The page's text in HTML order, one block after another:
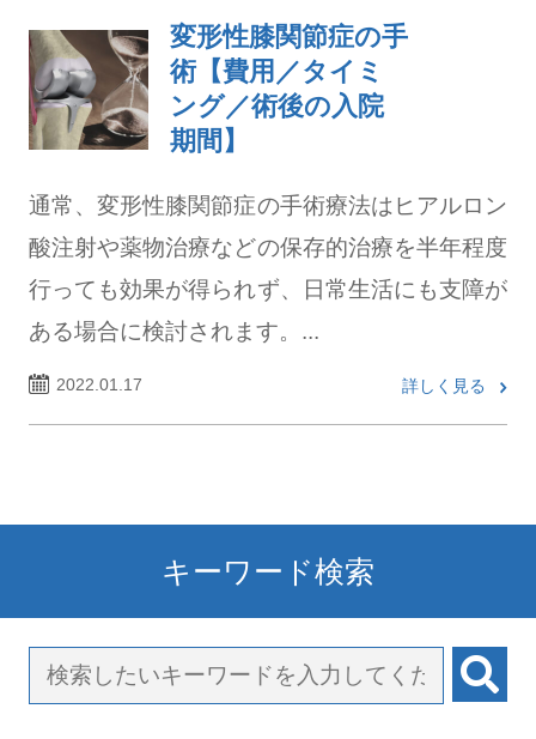
変形性膝関節症の手
術【費用／タイミ
ング／術後の入院
期間】
通常、変形性膝関節症の手術療法はヒアルロン
酸注射や薬物治療などの保存的治療を半年程度
行っても効果が得られず、日常生活にも支障が
ある場合に検討されます。...
2022.01.17 詳しく見る
キーワード検索